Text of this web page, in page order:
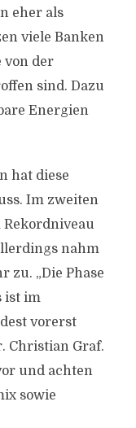
eher als
viele Banken
von der
sind. Dazu
Energien
hat diese
Im zweiten
Rekordniveau
nahm
zu. „Die Phase
ist im
vorerst
Christian Graf.
und achten
sowie